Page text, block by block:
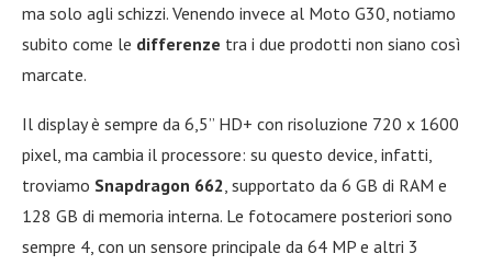
ma solo agli schizzi. Venendo invece al Moto G30, notiamo
subito come le differenze tra i due prodotti non siano così
marcate.
Il display è sempre da 6,5” HD+ con risoluzione 720 x 1600
pixel, ma cambia il processore: su questo device, infatti,
troviamo Snapdragon 662 , supportato da 6 GB di RAM e
128 GB di memoria interna. Le fotocamere posteriori sono
sempre 4, con un sensore principale da 64 MP e altri 3